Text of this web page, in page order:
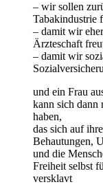
– wir sollen
Tabakindustrie
– damit wir
Ärzteschaft
– damit wir
und ein Frau
kann sich dann
haben,
das sich auf
Behautungen,
und die
Freiheit selbst
versklavt